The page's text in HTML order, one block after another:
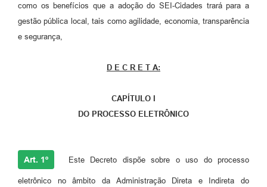
como os benefícios que a adoção do SEI-Cidades trará para a
gestão pública local, tais como agilidade, economia, transparência
e segurança,
D E C R E T A:
CAPÍTULO I
DO PROCESSO ELETRÔNICO
Art. 1º Este Decreto dispõe sobre o uso do processo
eletrônico no âmbito da Administração Direta e Indireta do